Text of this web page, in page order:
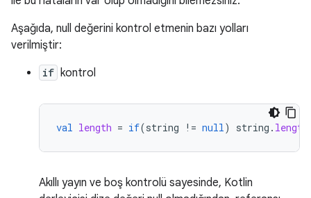
Aşağıda, null değerini kontrol etmenin bazı yolları
verilmiştir:
if kontrol
val length = if(string != null) string . length
Akıllı yayın ve boş kontrolü sayesinde, Kotlin